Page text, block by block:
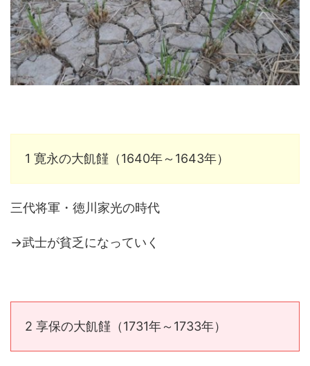
1 寛永の大飢饉（1640年～1643年）
三代将軍・徳川家光の時代
→武士が貧乏になっていく
2 享保の大飢饉（1731年～1733年）